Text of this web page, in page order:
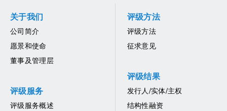
关于我们
公司简介
愿景和使命
董事及管理层
评级服务
评级服务概述
评级方法
评级方法
征求意见
评级结果
发行人/实体/主权
结构性融资